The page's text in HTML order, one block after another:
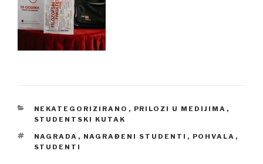
CATEGORIES
NEKATEGORIZIRANO , PRILOZI U MEDIJIMA ,
STUDENTSKI KUTAK
TAGS
NAGRADA , NAGRAĐENI STUDENTI , POHVALA ,
STUDENTI